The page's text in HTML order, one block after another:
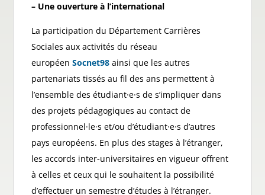
– Une ouverture à l’international
La participation du Département Carrières
Sociales aux activités du réseau
européen Socnet98 ainsi que les autres
partenariats tissés au fil des ans permettent à
l’ensemble des étudiant·e·s de s’impliquer dans
des projets pédagogiques au contact de
professionnel·le·s et/ou d’étudiant·e·s d’autres
pays européens. En plus des stages à l’étranger,
les accords inter-universitaires en vigueur offrent
à celles et ceux qui le souhaitent la possibilité
d’effectuer un semestre d’études à l’étranger.